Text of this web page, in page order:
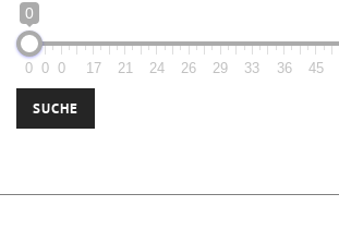
0
0 0 0 17 21 24 26 29 33 36 45
SUCHE